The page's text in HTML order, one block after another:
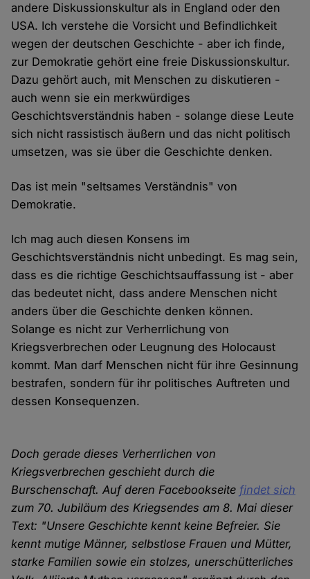
andere Diskussionskultur als in England oder den
USA. Ich verstehe die Vorsicht und Befindlichkeit
wegen der deutschen Geschichte - aber ich finde,
zur Demokratie gehört eine freie Diskussionskultur.
Dazu gehört auch, mit Menschen zu diskutieren -
auch wenn sie ein merkwürdiges
Geschichtsverständnis haben - solange diese Leute
sich nicht rassistisch äußern und das nicht politisch
umsetzen, was sie über die Geschichte denken.
Das ist mein "seltsames Verständnis" von
Demokratie.
Ich mag auch diesen Konsens im
Geschichtsverständnis nicht unbedingt. Es mag sein,
dass es die richtige Geschichtsauffassung ist - aber
das bedeutet nicht, dass andere Menschen nicht
anders über die Geschichte denken können.
Solange es nicht zur Verherrlichung von
Kriegsverbrechen oder Leugnung des Holocaust
kommt. Man darf Menschen nicht für ihre Gesinnung
bestrafen, sondern für ihr politisches Auftreten und
dessen Konsequenzen.
Doch gerade dieses Verherrlichen von
Kriegsverbrechen geschieht durch die
Burschenschaft. Auf deren Facebookseite findet sich
zum 70. Jubiläum des Kriegsendes am 8. Mai dieser
Text: "Unsere Geschichte kennt keine Befreier. Sie
kennt mutige Männer, selbstlose Frauen und Mütter,
starke Familien sowie ein stolzes, unerschütterliches